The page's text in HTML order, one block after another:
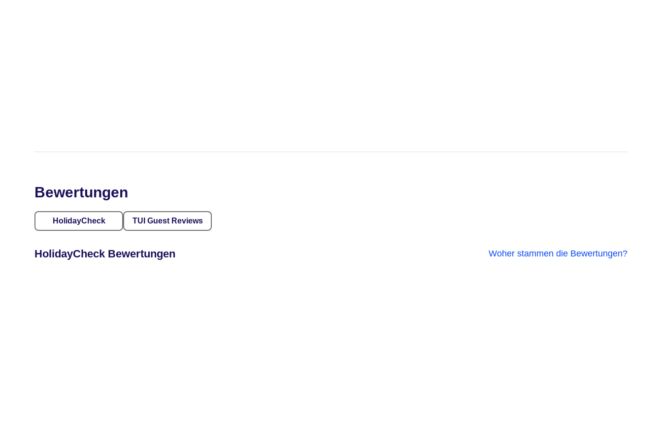
Bewertungen
HolidayCheck TUI Guest Reviews
HolidayCheck Bewertungen Woher stammen die Bewertungen?